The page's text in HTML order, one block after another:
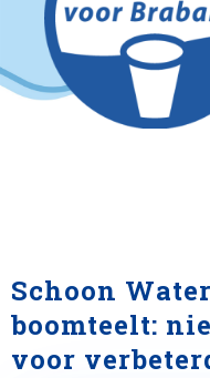
Schoon
boomteelt:
voor